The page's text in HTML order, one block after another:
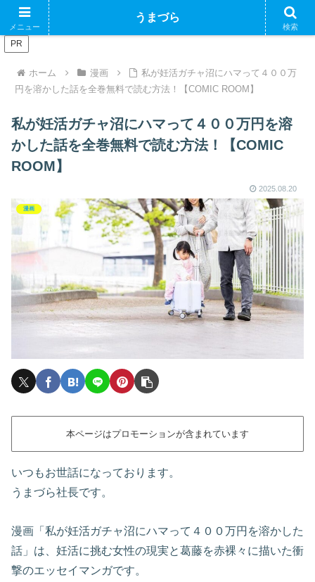
ブログで収益化できるかやってみるブログ
PR
ホーム 漫画
私が妊活ガチャ沼にハマって４００万
円を溶かした話を全巻無料で読む方法！【COMIC ROOM】
私が妊活ガチャ沼にハマって４００万円を溶
かした話を全巻無料で読む方法！【COMIC
ROOM】
2025.08.20
漫画
本ページはプロモーションが含まれています
いつもお世話になっております。
うまづら社長です。
漫画「私が妊活ガチャ沼にハマって４００万円を溶かした
話」は、妊活に挑む女性の現実と葛藤を赤裸々に描いた衝
撃のエッセイマンガです。
メニュー
うまづら
検索